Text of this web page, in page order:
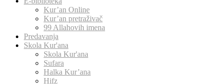
Kur’an Online
Kur’an pretraživač
99 Allahovih imena
Predavanja
Skola Kur'ana
Skola Kur'ana
Sufara
Halka Kur’ana
Hifz